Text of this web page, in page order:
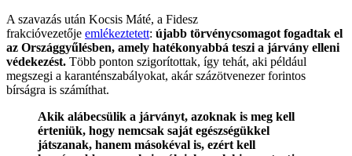
A szavazás után Kocsis Máté, a Fidesz
frakcióvezetője emlékeztetett: újabb törvénycsomagot fogadtak el
az Országgyűlésben, amely hatékonyabbá teszi a járvány elleni
védekezést. Több ponton szigorítottak, így tehát, aki például
megszegi a karanténszabályokat, akár százötvenezer forintos
bírságra is számíthat.
Akik alábecsülik a járványt, azoknak is meg kell
érteniük, hogy nemcsak saját egészségükkel
játszanak, hanem másokéval is, ezért kell